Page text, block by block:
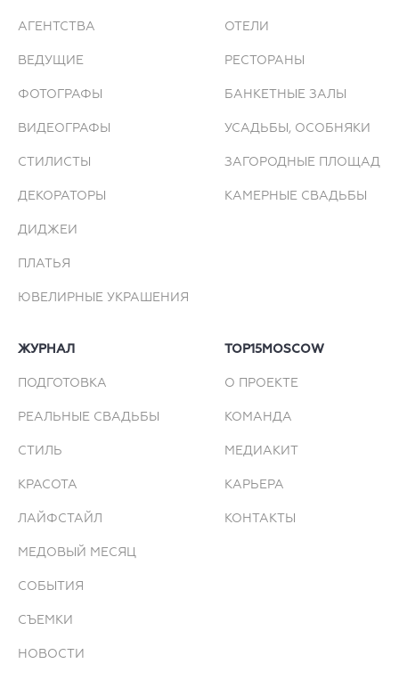
АГЕНТСТВА
ВЕДУЩИЕ
ФОТОГРАФЫ
ВИДЕОГРАФЫ
СТИЛИСТЫ
ДЕКОРАТОРЫ
ДИДЖЕИ
ПЛАТЬЯ
ЮВЕЛИРНЫЕ УКРАШЕНИЯ
ОТЕЛИ
РЕСТОРАНЫ
БАНКЕТНЫЕ ЗАЛЫ
УСАДЬБЫ, ОСОБНЯКИ
ЗАГОРОДНЫЕ ПЛОЩАДКИ
КАМЕРНЫЕ СВАДЬБЫ
ЖУРНАЛ
ПОДГОТОВКА
РЕАЛЬНЫЕ СВАДЬБЫ
СТИЛЬ
КРАСОТА
ЛАЙФСТАЙЛ
МЕДОВЫЙ МЕСЯЦ
СОБЫТИЯ
СЪЕМКИ
НОВОСТИ
TOP15MOSCOW
О ПРОЕКТЕ
КОМАНДА
МЕДИАКИТ
КАРЬЕРА
КОНТАКТЫ